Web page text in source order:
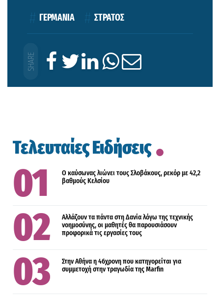
ΓΕΡΜΑΝΙΑ ΣΤΡΑΤΟΣ
Τελευταίες Ειδήσεις
Ο καύσωνας λιώνει τους Σλοβάκους, ρεκόρ με 42,2
βαθμούς Κελσίου
Αλλάζουν τα πάντα στη Δανία λόγω της τεχνικής
νοημοσύνης, οι μαθητές θα παρουσιάσουν
προφορικά τις εργασίες τους
Στην Αθήνα η 46χρονη που κατηγορείται για
συμμετοχή στην τραγωδία της Marfin